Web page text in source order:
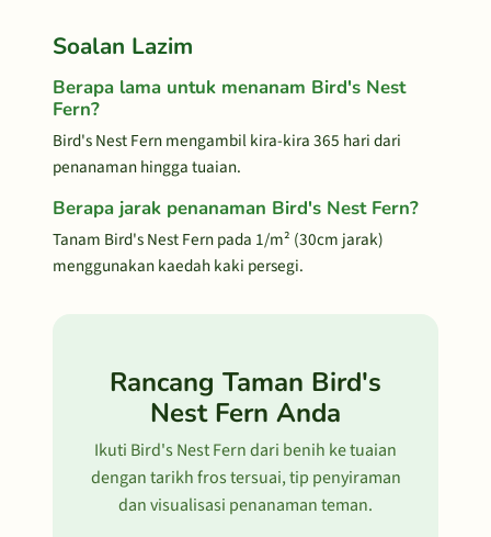
Soalan Lazim
Berapa lama untuk menanam Bird's Nest
Fern?
Bird's Nest Fern mengambil kira-kira 365 hari dari
penanaman hingga tuaian.
Berapa jarak penanaman Bird's Nest Fern?
Tanam Bird's Nest Fern pada 1/m² (30cm jarak)
menggunakan kaedah kaki persegi.
Rancang Taman Bird's
Nest Fern Anda
Ikuti Bird's Nest Fern dari benih ke tuaian
dengan tarikh fros tersuai, tip penyiraman
dan visualisasi penanaman teman.